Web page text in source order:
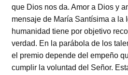
que Dios nos da. Amor a Dios y
mensaje de María Santísima a la
humanidad tiene por objetivo
verdad. En la parábola de los
el premio depende del empeño
cumplir la voluntad del Señor.